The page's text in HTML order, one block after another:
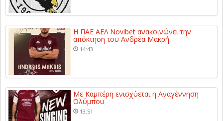
Η ΠΑΕ ΑΕΛ Novibet ανακοινώνει την
απόκτηση του Ανδρέα Μακρή
14:43
Με Καμπέρη ενισχύεται η Αναγέννηση
Ολύμπου
13:51